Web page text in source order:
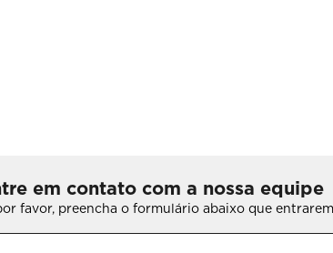
em contato com a nossa equipe
favor, preencha o formulário abaixo que